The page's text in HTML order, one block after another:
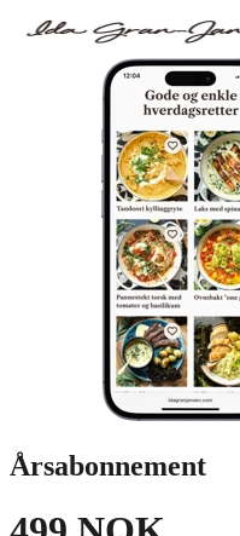
Årsabonnement